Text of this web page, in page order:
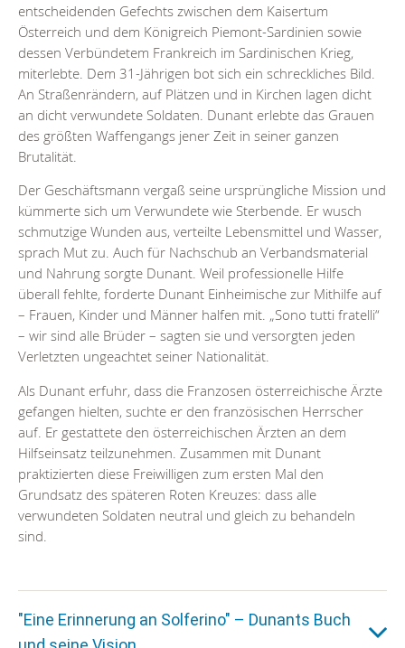
entscheidenden Gefechts zwischen dem Kaisertum
Österreich und dem Königreich Piemont-Sardinien sowie
dessen Verbündetem Frankreich im Sardinischen Krieg,
miterlebte. Dem 31-Jährigen bot sich ein schreckliches Bild.
An Straßenrändern, auf Plätzen und in Kirchen lagen dicht
an dicht verwundete Soldaten. Dunant erlebte das Grauen
des größten Waffengangs jener Zeit in seiner ganzen
Brutalität.
Der Geschäftsmann vergaß seine ursprüngliche Mission und
kümmerte sich um Verwundete wie Sterbende. Er wusch
schmutzige Wunden aus, verteilte Lebensmittel und Wasser,
sprach Mut zu. Auch für Nachschub an Verbandsmaterial
und Nahrung sorgte Dunant. Weil professionelle Hilfe
überall fehlte, forderte Dunant Einheimische zur Mithilfe auf
– Frauen, Kinder und Männer halfen mit. „Sono tutti fratelli“
– wir sind alle Brüder – sagten sie und versorgten jeden
Verletzten ungeachtet seiner Nationalität.
Als Dunant erfuhr, dass die Franzosen österreichische Ärzte
gefangen hielten, suchte er den französischen Herrscher
auf. Er gestattete den österreichischen Ärzten an dem
Hilfseinsatz teilzunehmen. Zusammen mit Dunant
praktizierten diese Freiwilligen zum ersten Mal den
Grundsatz des späteren Roten Kreuzes: dass alle
verwundeten Soldaten neutral und gleich zu behandeln
sind.
"Eine Erinnerung an Solferino" – Dunants Buch